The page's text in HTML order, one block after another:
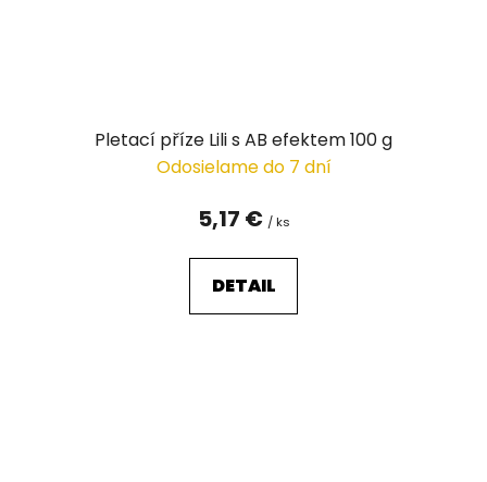
Pletací příze Lili s AB efektem 100 g
Odosielame do 7 dní
5,17 € / ks
DETAIL